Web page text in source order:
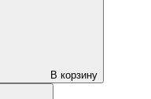
В корзину